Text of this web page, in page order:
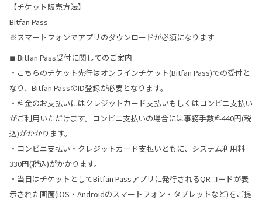
【チケット販売方法】
Bitfan Pass
※スマートフォンでアプリのダウンロードが必須になります
◼ Bitfan Pass受付に関してのご案内
・こちらのチケット先行はオンラインチケット(Bitfan Pass)での受付と
なり、Bitfan PassのID登録が必要となります。
・料金のお支払いにはクレジットカード支払いもしくはコンビニ支払い
がご利用いただけます。コンビニ支払いの場合には事務手数料440円(税
込)がかかります。
・コンビニ支払い・クレジットカード支払いともに、システム利用料
330円(税込)がかかります。
・当日はチケットとしてBitfan Passアプリに発行されるQRコードが表
示された画面(iOS・Androidのスマートフォン・タブレットなど)をご提